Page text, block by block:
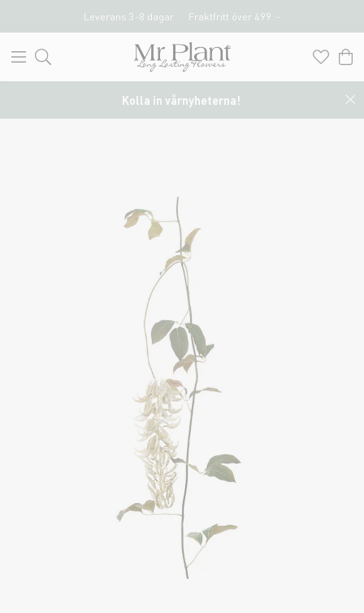
Leverans 3-8 dagar Fraktfritt över 499 :-
Kolla in vårnyheterna!